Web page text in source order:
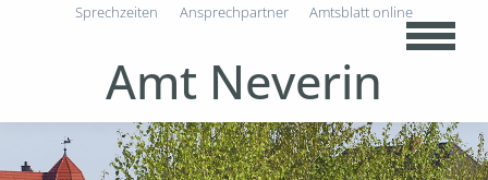
Amt Neverin
Sprechzeiten Ansprechpartner Amtsblatt online